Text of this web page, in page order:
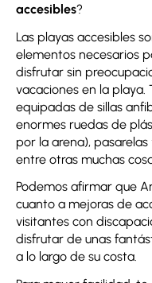
accesibles?
Las playas accesibles
elementos necesarios
disfrutar sin
vacaciones en la playa.
equipadas de sillas
enormes ruedas de
por la arena),
entre otras muchas
Podemos afirmar que
cuanto a mejoras de
visitantes con
disfrutar de unas
a lo largo de su costa.